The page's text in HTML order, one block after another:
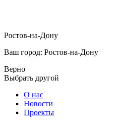
Ростов-на-Дону
Ваш город: Ростов-на-Дону
Верно
Выбрать другой
О нас
Новости
Проекты